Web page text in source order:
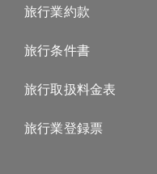
旅行業約款
旅行条件書
旅行取扱料金表
旅行業登録票